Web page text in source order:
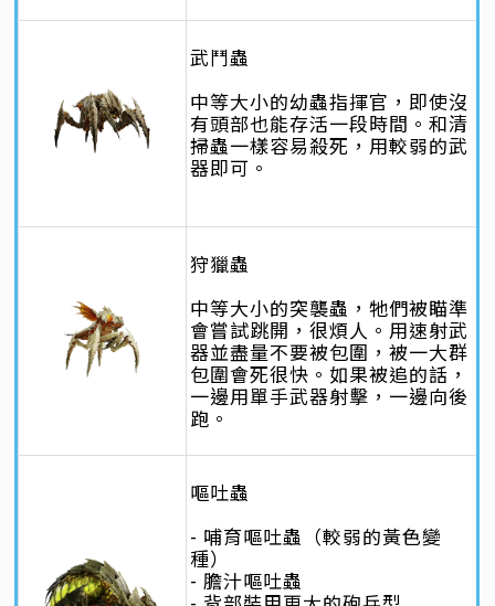
武鬥蟲
中等大小的幼蟲指揮官，即使沒
有頭部也能存活一段時間。和清
掃蟲一樣容易殺死，用較弱的武
器即可。
狩獵蟲
中等大小的突襲蟲，牠們被瞄準
會嘗試跳開，很煩人。用速射武
器並盡量不要被包圍，被一大群
包圍會死很快。如果被追的話，
一邊用單手武器射擊，一邊向後
跑。
嘔吐蟲
- 哺育嘔吐蟲（較弱的黃色變
種）
- 膽汁嘔吐蟲